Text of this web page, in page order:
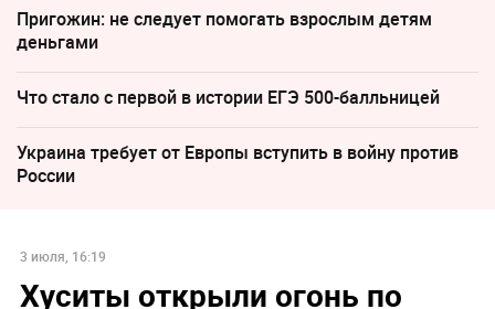
Пригожин: не следует помогать взрослым детям
деньгами
Что стало с первой в истории ЕГЭ 500-балльницей
Украина требует от Европы вступить в войну против
России
3 июля, 16:19
Хуситы открыли огонь по